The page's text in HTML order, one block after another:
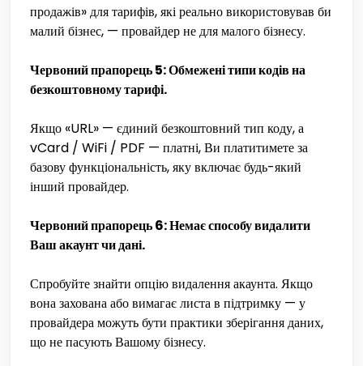
продажів» для тарифів, які реально використовував би
малий бізнес, — провайдер не для малого бізнесу.
Червоний прапорець 5: Обмежені типи кодів на
безкоштовному тарифі.
Якщо «URL» — єдиний безкоштовний тип коду, а
vCard / WiFi / PDF — платні, Ви платитимете за
базову функціональність, яку включає будь-який
інший провайдер.
Червоний прапорець 6: Немає способу видалити
Ваш акаунт чи дані.
Спробуйте знайти опцію видалення акаунта. Якщо
вона захована або вимагає листа в підтримку — у
провайдера можуть бути практики зберігання даних,
що не пасують Вашому бізнесу.